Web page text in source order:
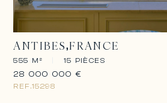
ANTIBES FRANCE
555 M² 15 PIÈCES
REF.15298
28 000 000 €